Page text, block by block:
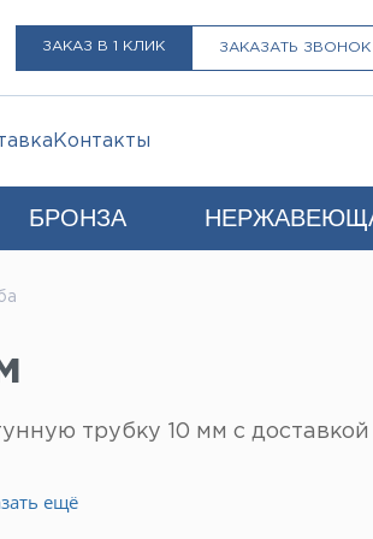
ЗАКАЗ В 1 КЛИК ЗАКАЗАТЬ ЗВОНОК
Контакты
БРОНЗА
трубку 10 мм с
ещё